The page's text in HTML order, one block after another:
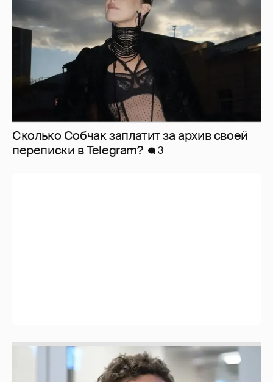
Сколько Собчак заплатит за архив своей
перeписки в Telegram?
3